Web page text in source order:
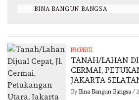
BINA BANGUN BANGSA
PROPERTI
TANAH/LAHAN
CERMAI,
JAKARTA
By Bina Bangun Bangsa/